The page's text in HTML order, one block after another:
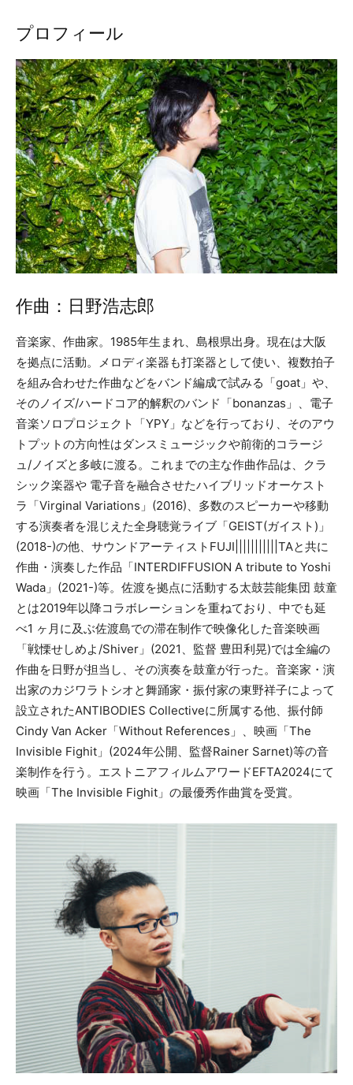
プロフィール
作曲：日野浩志郎
音楽家、作曲家。1985年生まれ、島根県出身。現在は大阪
を拠点に活動。メロディ楽器も打楽器として使い、複数拍子
を組み合わせた作曲などをバンド編成で試みる「goat」や、
そのノイズ/ハードコア的解釈のバンド「bonanzas」、電子
音楽ソロプロジェクト「YPY」などを行っており、そのアウ
トプットの方向性はダンスミュージックや前衛的コラージ
ュ/ノイズと多岐に渡る。これまでの主な作曲作品は、クラ
シック楽器や 電子音を融合させたハイブリッドオーケスト
ラ「Virginal Variations」(2016)、多数のスピーカーや移動
する演奏者を混じえた全身聴覚ライブ「GEIST(ガイスト)」
(2018-)の他、サウンドアーティストFUJI|||||||||||TAと共に
作曲・演奏した作品「INTERDIFFUSION A tribute to Yoshi
Wada」(2021-)等。佐渡を拠点に活動する太鼓芸能集団 鼓童
とは2019年以降コラボレーションを重ねており、中でも延
べ1 ヶ月に及ぶ佐渡島での滞在制作で映像化した音楽映画
「戦慄せしめよ/Shiver」(2021、監督 豊田利晃)では全編の
作曲を日野が担当し、その演奏を鼓童が行った。音楽家・演
出家のカジワラトシオと舞踊家・振付家の東野祥子によって
設立されたANTIBODIES Collectiveに所属する他、振付師
Cindy Van Acker「Without References」、映画「The
Invisible Fighit」(2024年公開、監督Rainer Sarnet)等の音
楽制作を行う。エストニアフィルムアワードEFTA2024にて
映画「The Invisible Fighit」の最優秀作曲賞を受賞。